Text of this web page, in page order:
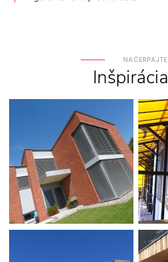
NAČERPAJTE
Inšpirácia